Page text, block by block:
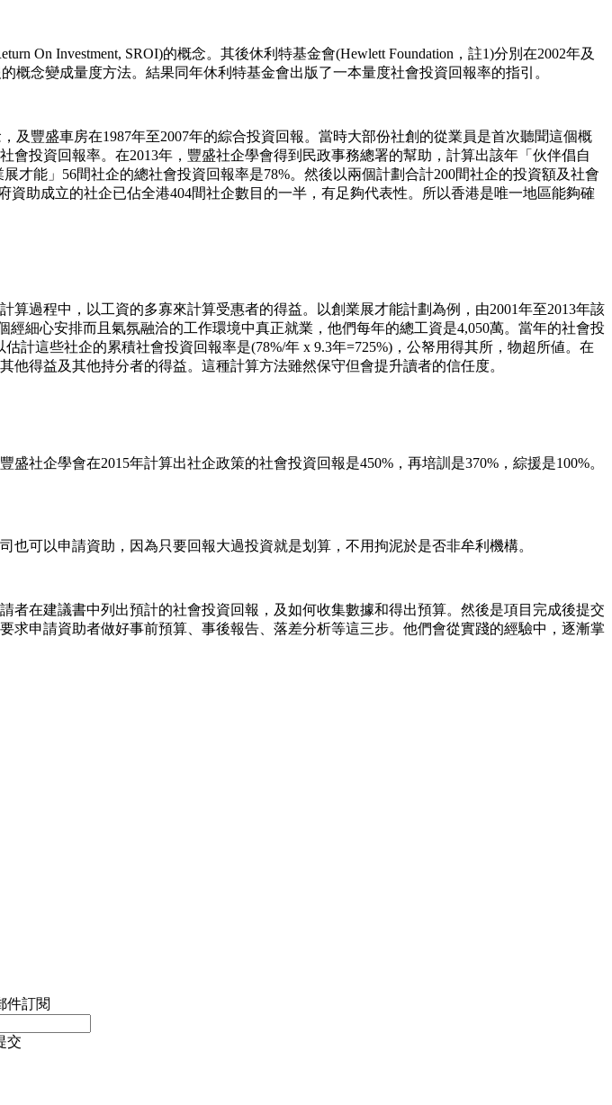
On Investment, SROI)的概念。其後休利特基金會(Hewlett Foundation，註1)分別在2002年及
念變成量度方法。結果同年休利特基金會出版了一本量度社會投資回報率的指引。
豐盛車房在1987年至2007年的綜合投資回報。當時大部份社創的從業員是首次聽聞這個概
投資回報率。在2013年，豐盛社企學會得到民政事務總署的幫助，計算出該年「伙伴倡自
才能」56間社企的總社會投資回報率是78%。然後以兩個計劃合計200間社企的投資額及社會
助成立的社企已佔全港404間社企數目的一半，有足夠代表性。所以香港是唯一地區能夠確
過程中，以工資的多寡來計算受惠者的得益。以創業展才能計劃為例，由2001年至2013年該
細心安排而且氣氛融洽的工作環境中真正就業，他們每年的總工資是4,050萬。當年的社會投
計這些社企的累積社會投資回報率是(78%/年 x 9.3年=725%)，公帑用得其所，物超所値。在
得益及其他持分者的得益。這種計算方法雖然保守但會提升讀者的信任度。
社企學會在2015年計算出社企政策的社會投資回報是450%，再培訓是370%，綜援是100%。
可以申請資助，因為只要回報大過投資就是划算，不用拘泥於是否非牟利機構。
在建議書中列出預計的社會投資回報，及如何收集數據和得出預算。然後是項目完成後提交
申請資助者做好事前預算、事後報告、落差分析等這三步。他們會從實踐的經驗中，逐漸掌
件訂閱
交